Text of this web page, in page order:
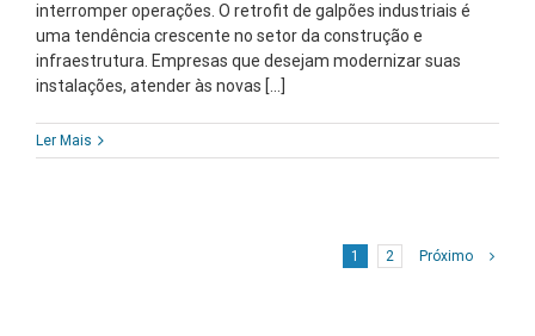
interromper operações. O retrofit de galpões industriais é
uma tendência crescente no setor da construção e
infraestrutura. Empresas que desejam modernizar suas
instalações, atender às novas [...]
Ler Mais
1 2 Próximo